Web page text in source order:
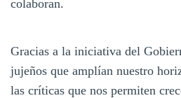
colaboran.
Gracias a la iniciativa del
jujeños que amplían nuestro
las críticas que nos permiten